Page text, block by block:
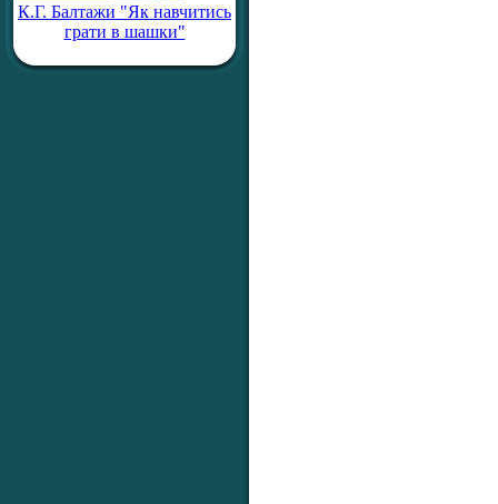
К.Г. Балтажи "Як навчитись
грати в шашки"